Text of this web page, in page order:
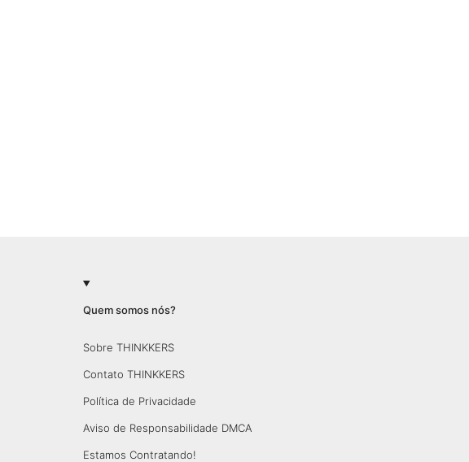
Quem somos nós?
Sobre THINKKERS
Contato THINKKERS
Política de Privacidade
Aviso de Responsabilidade DMCA
Estamos Contratando!